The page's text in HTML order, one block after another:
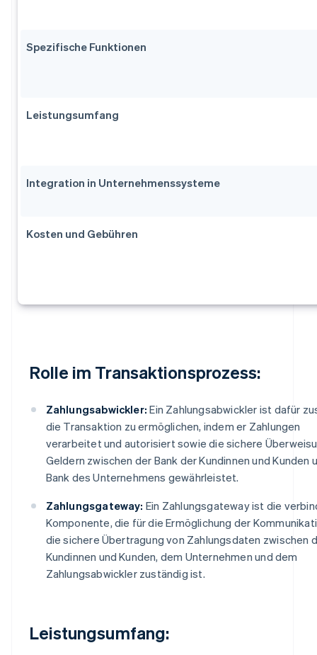
Spezifische Funktionen
Leistungsumfang
Integration in Unternehmenssysteme
Kosten und Gebühren
Rolle im Transaktionsprozess:
Zahlungsabwickler: Ein Zahlungsabwickler ist dafür
die Transaktion zu ermöglichen, indem er Zahlungen
verarbeitet und autorisiert sowie die sichere
Geldern zwischen der Bank der Kundinnen und Kunden
Bank des Unternehmens gewährleistet.
Zahlungsgateway: Ein Zahlungsgateway ist die
Komponente, die für die Ermöglichung der
die sichere Übertragung von Zahlungsdaten zwischen
Kundinnen und Kunden, dem Unternehmen und dem
Zahlungsabwickler zuständig ist.
Leistungsumfang: